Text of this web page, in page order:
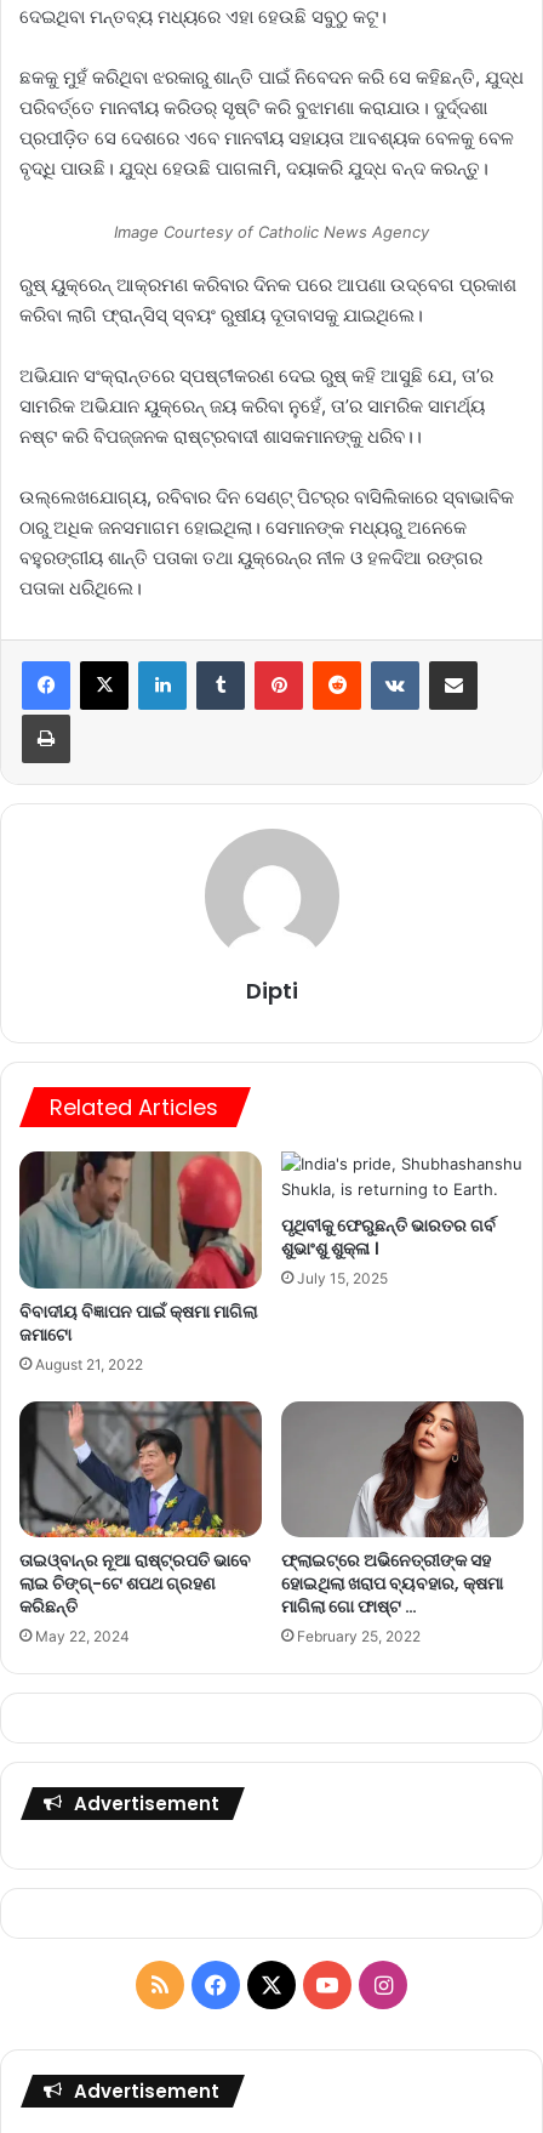
ଦେଇଥିବା ମନ୍ତବ୍ୟ ମଧ୍ୟରେ ଏହା ହେଉଛି ସବୁଠୁ କଟୂ।
ଛକକୁ ମୁହଁ କରିଥିବା ଝରକାରୁ ଶାନ୍ତି ପାଇଁ ନିବେଦନ କରି ସେ କହିଛନ୍ତି, ଯୁଦ୍ଧ
ପରିବର୍ତ୍ତେ ମାନବୀୟ କରିଡର୍‌ ସୃଷ୍ଟି କରି ବୁଝାମଣା କରାଯାଉ। ଦୁର୍ଦ୍ଦଶା
ପ୍ରପୀଡ଼ିତ ସେ ଦେଶରେ ଏବେ ମାନବୀୟ ସହାୟତା ଆବଶ୍ୟକ ବେଳକୁ ବେଳ
ବୃଦ୍ଧି ପାଉଛି। ଯୁଦ୍ଧ ହେଉଛି ପାଗଳାମି, ଦୟାକରି ଯୁଦ୍ଧ ବନ୍ଦ କରନ୍ତୁ।
Image Courtesy of Catholic News Agency
ରୁଷ୍‌ ୟୁକ୍ରେନ୍‌ ଆକ୍ରମଣ କରିବାର ଦିନକ ପରେ ଆପଣା ଉଦ୍‌ବେଗ ପ୍ରକାଶ
କରିବା ଲାଗି ଫ୍ରାନ୍‌ସିସ୍‌ ସ୍ବୟଂ ରୁଷୀୟ ଦୂତାବାସକୁ ଯାଇଥିଲେ।
ଅଭିଯାନ ସଂକ୍ରାନ୍ତରେ ସ୍ପଷ୍ଟୀକରଣ ଦେଇ ରୁଷ୍‌ କହି ଆସୁଛି ଯେ, ତା’ର
ସାମରିକ ଅଭିଯାନ ୟୁକ୍ରେନ୍‌ ଜୟ କରିବା ନୁହେଁ, ତା’ର ସାମରିକ ସାମର୍ଥ୍ୟ
ନଷ୍ଟ କରି ବିପଜ୍ଜନକ ରାଷ୍ଟ୍ରବାଦୀ ଶାସକମାନଙ୍କୁ ଧରିବ।।
ଉଲ୍ଲେଖଯୋଗ୍ୟ, ରବିବାର ଦିନ ସେଣ୍ଟ୍‌ ପିଟର୍‌ର ବାସିଲିକାରେ ସ୍ବାଭାବିକ
ଠାରୁ ଅଧିକ ଜନସମାଗମ ହୋଇଥିଲା। ସେମାନଙ୍କ ମଧ୍ୟରୁ ‌ଅନେକେ
ବହୁରଙ୍ଗୀୟ ଶାନ୍ତି ପତାକା ତଥା ୟୁକ୍ରେନ୍‌ର ନୀଳ ଓ ହଳଦିଆ ରଙ୍ଗର
ପତାକା ଧରିଥିଲେ।
Dipti
Related Articles
ବିବାଦୀୟ ବିଜ୍ଞାପନ ପାଇଁ କ୍ଷମା ମାଗିଲା
ଜମାଟୋ
August 21, 2022
ପୃଥିବୀକୁ ଫେରୁଛନ୍ତି ଭାରତର ଗର୍ବ
ଶୁଭାଂଶୁ ଶୁକ୍ଳା ।
July 15, 2025
ତାଇଓ୍ବାନ୍‌ର ନୂଆ ରାଷ୍ଟ୍ରପତି ଭାବେ
ଲାଇ ଚିଙ୍ଗ୍‌-ଟେ ଶପଥ ଗ୍ରହଣ
କରିଛନ୍ତି
May 22, 2024
ଫ୍ଲାଇଟ୍‌ରେ ଅଭିନେତ୍ରୀଙ୍କ ସହ
ହୋଇଥିଲା ଖରାପ ବ୍ୟବହାର, କ୍ଷମା
ମାଗିଲା ଗୋ ଫାଷ୍ଟ …
February 25, 2022
Advertisement
R
S
F
c
X
Y
I
Advertisement